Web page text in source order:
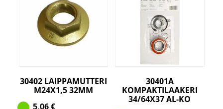
30402 LAIPPAMUTTERI
M24X1,5 32MM
5,06€
30401A
KOMPAKTILAAKERI
34/64X37 AL-KO